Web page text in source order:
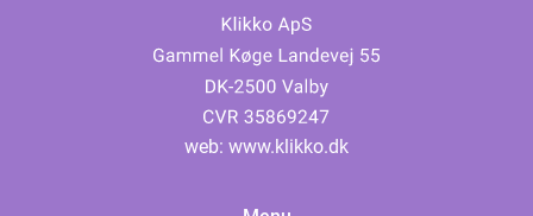
web: www.klikko.dk